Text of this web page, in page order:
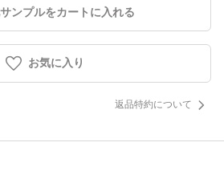
ンプルをカートに入れる
お気に入り
返品特約について